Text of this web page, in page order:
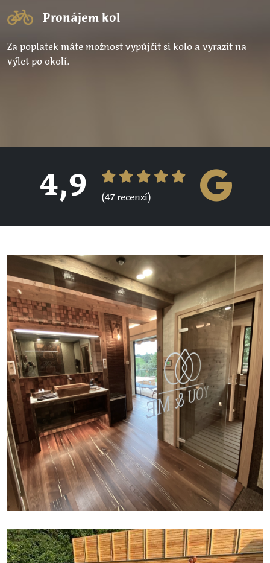
Pronájem kol
Za poplatek máte možnost vypůjčit si kolo a vyrazit na
výlet po okolí.
4,9 (47 recenzí)